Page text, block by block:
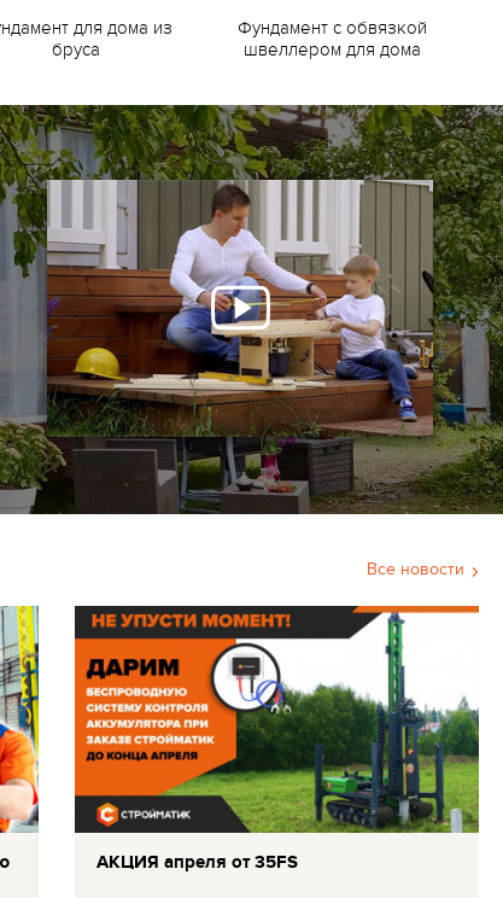
для дома из
бруса
Фундамент с обвязкой
швеллером для дома
Все новости
АКЦИЯ апреля от 35FS